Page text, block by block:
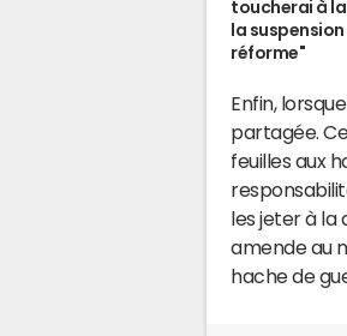
toucherai à
la suspension
réforme"
Enfin,
partagée.
feuilles aux
les jeter à
amende au
hache de